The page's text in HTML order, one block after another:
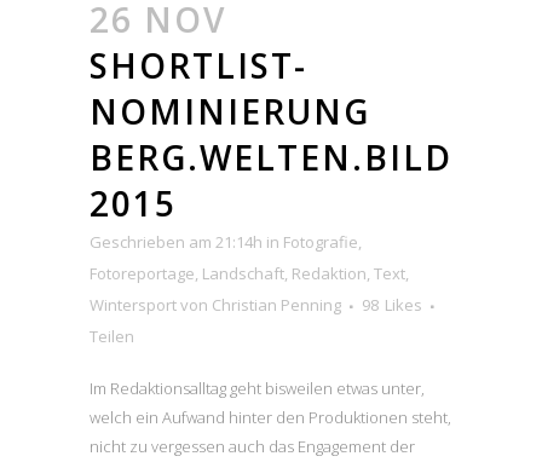
26 NOV
SHORTLIST-
NOMINIERUNG
BERG.WELTEN.BILD
2015
Geschrieben am 21:14h in Fotografie,
Fotoreportage, Landschaft, Redaktion, Text,
Wintersportvon Christian Penning 98 Likes
Teilen
Im Redaktionsalltag geht bisweilen etwas unter,
welch ein Aufwand hinter den Produktionen steht,
nicht zu vergessen auch das Engagement der